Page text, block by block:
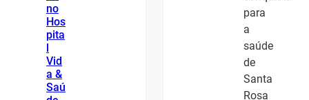
no
Hos
pita
l
Vid
a &
Saú
para
a
saúde
de
Santa
Rosa